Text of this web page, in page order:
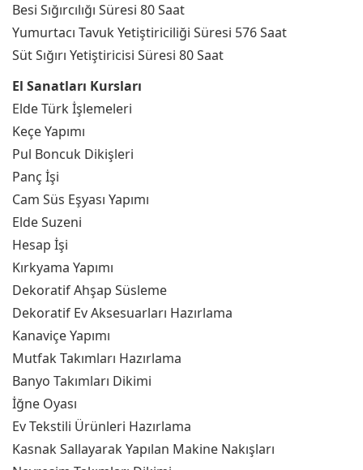
Besi Sığırcılığı Süresi 80 Saat
Yumurtacı Tavuk Yetiştiriciliği Süresi 576 Saat
Süt Sığırı Yetiştiricisi Süresi 80 Saat
El Sanatları Kursları
Elde Türk İşlemeleri
Keçe Yapımı
Pul Boncuk Dikişleri
Panç İşi
Cam Süs Eşyası Yapımı
Elde Suzeni
Hesap İşi
Kırkyama Yapımı
Dekoratif Ahşap Süsleme
Dekoratif Ev Aksesuarları Hazırlama
Kanaviçe Yapımı
Mutfak Takımları Hazırlama
Banyo Takımları Dikimi
İğne Oyası
Ev Tekstili Ürünleri Hazırlama
Kasnak Sallayarak Yapılan Makine Nakışları